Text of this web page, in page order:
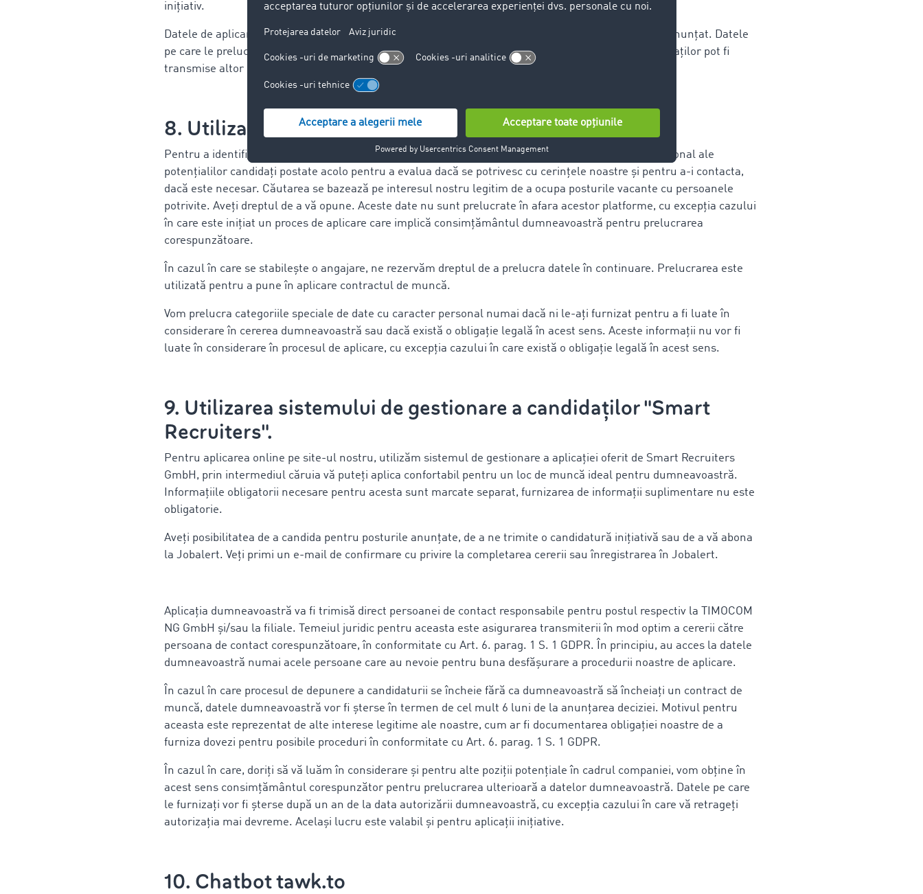
inițiativ.
Datele de aplicare vor fi înregistrate și procesate pentru a selecta candidații potriviți pentru postul anunțat. Datele
pe care le prelucrăm sunt furnizate de dumneavoastră atunci când trimiteți aplicația. Datele candidaților pot fi
transmise altor companii și superiorilor din grupul de firme în procesul de luare a deciziilor.
8. Utilizarea XING și LinkedIn
Pentru a identifica candidații potriviți, căutăm pe XING și LinkedIn și folosim datele cu caracter personal ale
potențialilor candidați postate acolo pentru a evalua dacă se potrivesc cu cerințele noastre și pentru a-i contacta,
dacă este necesar. Căutarea se bazează pe interesul nostru legitim de a ocupa posturile vacante cu persoanele
potrivite. Aveți dreptul de a vă opune. Aceste date nu sunt prelucrate în afara acestor platforme, cu excepția cazului
în care este inițiat un proces de aplicare care implică consimțământul dumneavoastră pentru prelucrarea
corespunzătoare.
În cazul în care se stabilește o angajare, ne rezervăm dreptul de a prelucra datele în continuare. Prelucrarea este
utilizată pentru a pune în aplicare contractul de muncă.
Vom prelucra categoriile speciale de date cu caracter personal numai dacă ni le-ați furnizat pentru a fi luate în
considerare în cererea dumneavoastră sau dacă există o obligație legală în acest sens. Aceste informații nu vor fi
luate în considerare în procesul de aplicare, cu excepția cazului în care există o obligație legală în acest sens.
9. Utilizarea sistemului de gestionare a candidaților "Smart
Recruiters".
Pentru aplicarea online pe site-ul nostru, utilizăm sistemul de gestionare a aplicației oferit de Smart Recruiters
GmbH, prin intermediul căruia vă puteți aplica confortabil pentru un loc de muncă ideal pentru dumneavoastră.
Informațiile obligatorii necesare pentru acesta sunt marcate separat, furnizarea de informații suplimentare nu este
obligatorie.
Aveți posibilitatea de a candida pentru posturile anunțate, de a ne trimite o candidatură inițiativă sau de a vă abona
la Jobalert. Veți primi un e-mail de confirmare cu privire la completarea cererii sau înregistrarea în Jobalert.
Aplicația dumneavoastră va fi trimisă direct persoanei de contact responsabile pentru postul respectiv la TIMOCOM
NG GmbH și/sau la filiale. Temeiul juridic pentru aceasta este asigurarea transmiterii în mod optim a cererii către
persoana de contact corespunzătoare, în conformitate cu Art. 6. parag. 1 S. 1 GDPR. În principiu, au acces la datele
dumneavoastră numai acele persoane care au nevoie pentru buna desfășurare a procedurii noastre de aplicare.
În cazul în care procesul de depunere a candidaturii se încheie fără ca dumneavoastră să încheiați un contract de
muncă, datele dumneavoastră vor fi șterse în termen de cel mult 6 luni de la anunțarea deciziei. Motivul pentru
aceasta este reprezentat de alte interese legitime ale noastre, cum ar fi documentarea obligației noastre de a
furniza dovezi pentru posibile proceduri în conformitate cu Art. 6. parag. 1 S. 1 GDPR.
În cazul în care, doriți să vă luăm în considerare și pentru alte poziții potențiale în cadrul companiei, vom obține în
acest sens consimțământul corespunzător pentru prelucrarea ulterioară a datelor dumneavoastră. Datele pe care
le furnizați vor fi șterse după un an de la data autorizării dumneavoastră, cu excepția cazului în care vă retrageți
autorizația mai devreme. Același lucru este valabil și pentru aplicații inițiative.
10. Chatbot tawk.to